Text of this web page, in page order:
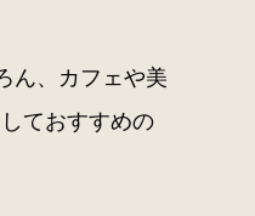
ん、カフェや美
ておすすめの